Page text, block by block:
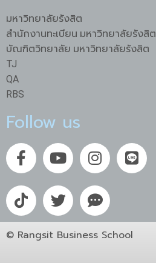
มหาวิทยาลัยรังสิต
สำนักงานทะเบียน มหาวิทยาลัยรังสิต
บัณฑิตวิทยาลัย มหาวิทยาลัยรังสิต
TJ
QA
RBS
Follow us
© Rangsit Business School